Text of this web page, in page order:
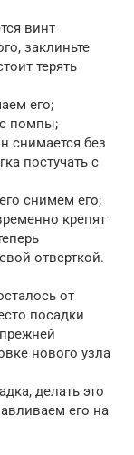
винт
заклиньте
терять
его;
помпы;
снимается без
постучать с
снимем его;
крепят
отверткой.
от
посадки
нового узла
делать это
его на